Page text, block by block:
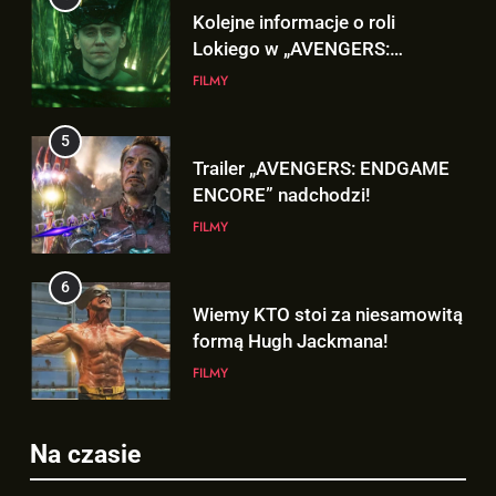
Kolejne informacje o roli
Lokiego w „AVENGERS:
DOOMSDAY”!
FILMY
5
Trailer „AVENGERS: ENDGAME
ENCORE” nadchodzi!
FILMY
6
Wiemy KTO stoi za niesamowitą
formą Hugh Jackmana!
FILMY
Na czasie
5
Trailer „AVENGERS: ENDGAME
ENCORE” nadchodzi!
Wiemy KTO stoi za niesamowitą